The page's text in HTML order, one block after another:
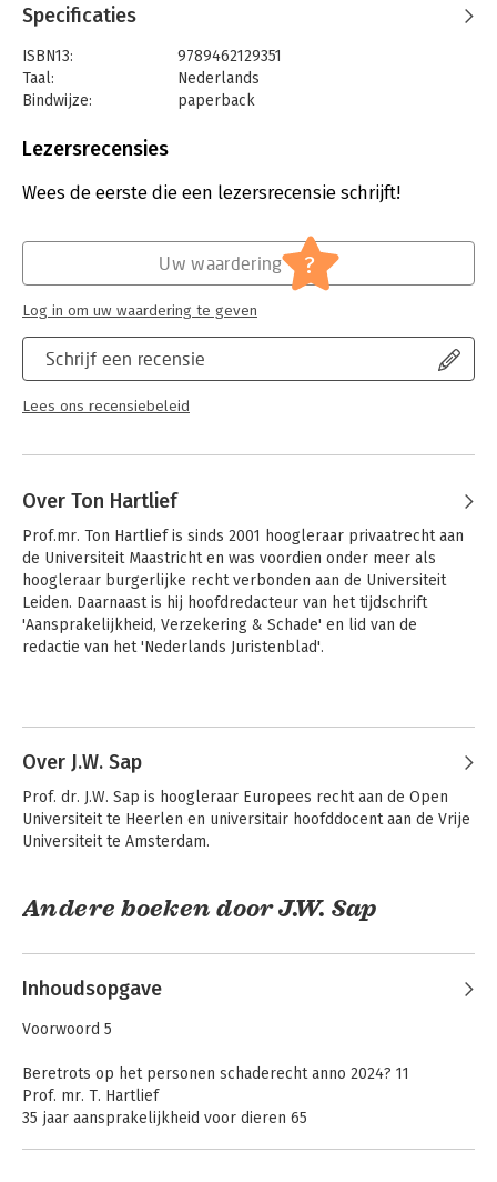
Specificaties
ISBN13:
9789462129351
Taal:
Nederlands
Bindwijze:
paperback
Uitgever:
Verschijningsdatum:
16-5-2024
Onrechtmatige daad / Schadevergoeding
- Letselschade
Serie:
Lezersrecensies
Wees de eerste die een lezersrecensie schrijft!
Schrijf een recensie
Lees ons recensiebeleid
Uw waardering ?
Log in om uw waardering te geven
Over Ton Hartlief
Prof.mr. Ton Hartlief is sinds 2001 hoogleraar privaatrecht aan
de Universiteit Maastricht en was voordien onder meer als
hoogleraar burgerlijke recht verbonden aan de Universiteit
Leiden. Daarnaast is hij hoofdredacteur van het tijdschrift
'Aansprakelijkheid, Verzekering & Schade' en lid van de
redactie van het 'Nederlands Juristenblad'.
Verbintenissenrecht
Over J.W. Sap
Prof. dr. J.W. Sap is hoogleraar Europees recht aan de Open
Universiteit te Heerlen en universitair hoofddocent aan de Vrije
Universiteit te Amsterdam.
Andere boeken door J.W. Sap
Inhoudsopgave
Voorwoord 5
Beretrots op het personen schaderecht anno 2024? 11
Prof. mr. T. Hartlief
35 jaar aansprakelijkheid voor dieren 65